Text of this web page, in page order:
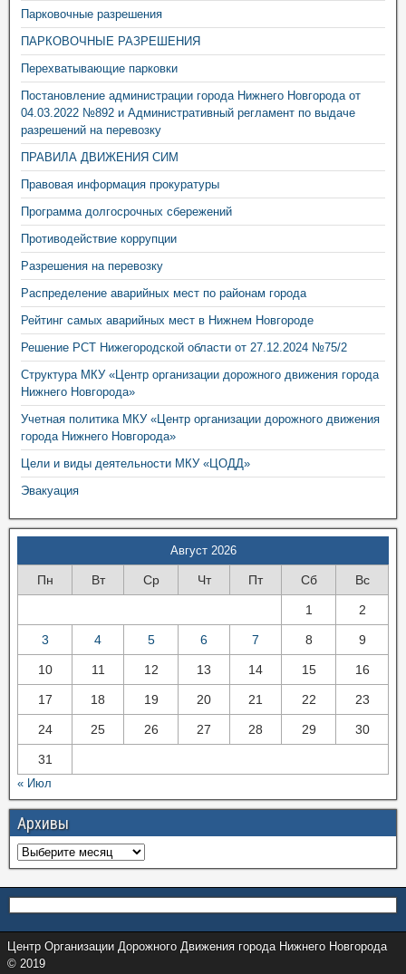
Парковочные разрешения
ПАРКОВОЧНЫЕ РАЗРЕШЕНИЯ
Перехватывающие парковки
Постановление администрации города Нижнего Новгорода от
04.03.2022 №892 и Административный регламент по выдаче
разрешений на перевозку
ПРАВИЛА ДВИЖЕНИЯ СИМ
Правовая информация прокуратуры
Программа долгосрочных сбережений
Противодействие коррупции
Разрешения на перевозку
Распределение аварийных мест по районам города
Рейтинг самых аварийных мест в Нижнем Новгороде
Решение РСТ Нижегородской области от 27.12.2024 №75/2
Структура МКУ «Центр организации дорожного движения города
Нижнего Новгорода»
Учетная политика МКУ «Центр организации дорожного движения
города Нижнего Новгорода»
Цели и виды деятельности МКУ «ЦОДД»
Эвакуация
Август 2026
Пн Вт Ср Чт Пт Сб Вс
1 2
3 4 5 6 7 8 9
10 11 12 13 14 15 16
17 18 19 20 21 22 23
24 25 26 27 28 29 30
31
« Июл
Архивы
Центр Организации Дорожного Движения города Нижнего Новгорода
© 2019